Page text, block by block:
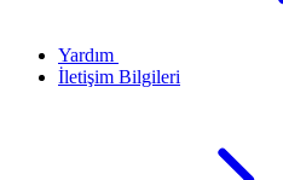
Yardım
İletişim Bilgileri